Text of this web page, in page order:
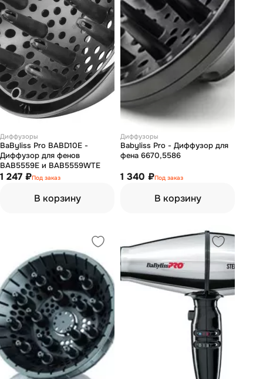
Диффузоры
BaByliss Pro BABD10E -
Диффузор для фенов
BAB5559E и BAB5559WTE
1 247 ₽Под заказ
В корзину
Диффузоры
Babyliss Pro - Диффузор для
фена 6670,5586
1 340 ₽Под заказ
В корзину